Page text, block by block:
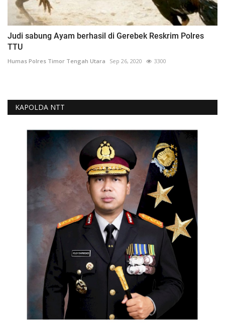
Judi sabung Ayam berhasil di Gerebek Reskrim Polres
TTU
Humas Polres Timor Tengah Utara Sep 26, 2020 3300
KAPOLDA NTT